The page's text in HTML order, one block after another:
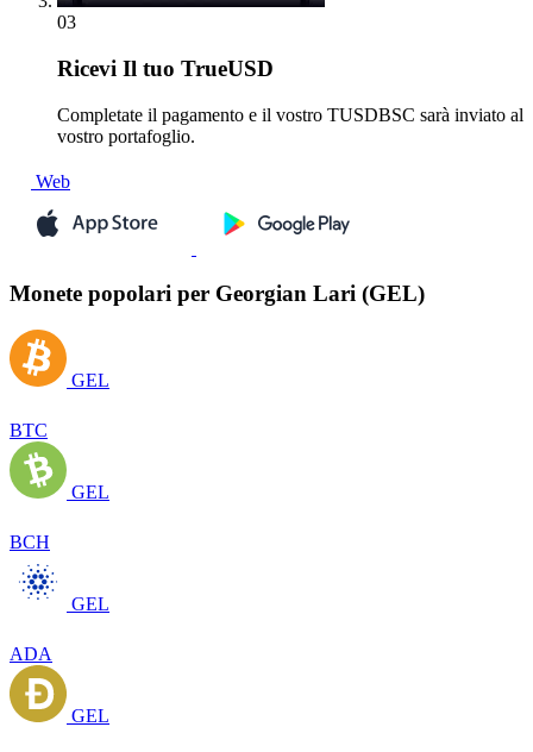
03
Ricevi Il tuo TrueUSD
Completate il pagamento e il vostro TUSDBSC sarà inviato al
vostro portafoglio.
Web
Monete popolari per Georgian Lari (GEL)
GEL
BTC
GEL
BCH
GEL
ADA
GEL